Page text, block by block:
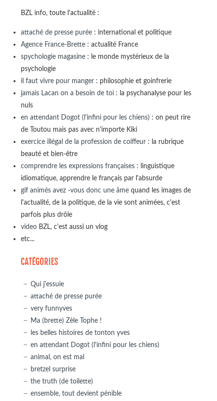
BZL info, toute l'actualité :
attaché de presse purée: international et politique
Agence France-Brette: actualité France
spychologie magasine: le monde mystérieux de la
psychologie
il faut vivre pour manger: philosophie et goinfrerie
jamais Lacan on a besoin de toi: la psychanalyse pour les
nuls
en attendant Dogot (l'infini pour les chiens): on peut rire
de Toutou mais pas avec n'importe Kiki
exercice illégal de la profession de coiffeur: la rubrique
beauté et bien-être
comprendre les expressions françaises: linguistique
idiomatique, apprendre le français par l'absurde
gif animés avez -vous donc une âmequand les images de
l'actualité, de la politique, de la vie sont animées, c'est
parfois plus drôle
videoBZL, c'est aussi un vlog
etc...
CATÉGORIES
Qui j'essuie
attaché de presse purée
very funnyves
Ma (brette) Zèle Tophe !
les belles histoires de tonton yves
en attendant Dogot (l'infini pour les chiens)
animal, on est mal
bretzel surprise
the truth (de toilette)
ensemble, tout devient pénible